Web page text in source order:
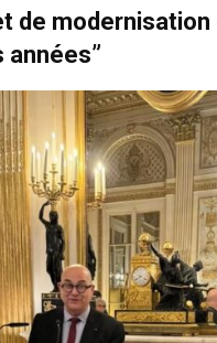
de
années”